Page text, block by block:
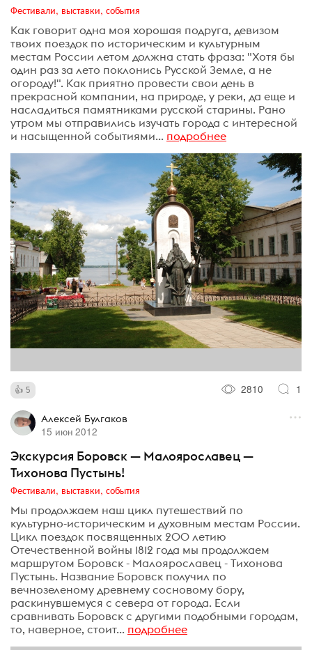
Фестивали, выставки, события
Как говорит одна моя хорошая подруга, девизом
твоих поездок по историческим и культурным
местам России летом должна стать фраза: "Хотя бы
один раз за лето поклонись Русской Земле, а не
огороду!". Как приятно провести свои день в
прекрасной компании, на природе, у реки, да еще и
насладиться памятниками русской старины. Рано
утром мы отправились изучать города с интересной
и насыщенной событиями... подробнее
5 2810 1
Алексей Булгаков
15 июн 2012
Экскурсия Боровск — Малоярославец —
Тихонова Пустынь!
Фестивали, выставки, события
Мы продолжаем наш цикл путешествий по
культурно-историческим и духовным местам России.
Цикл поездок посвященных 200 летию
Отечественной войны 1812 года мы продолжаем
маршрутом Боровск - Малоярославец - Тихонова
Пустынь. Название Боровск получил по
вечнозеленому древнему сосновому бору,
раскинувшемуся с севера от города. Если
сравнивать Боровск с другими подобными городам,
то, наверное, стоит... подробнее